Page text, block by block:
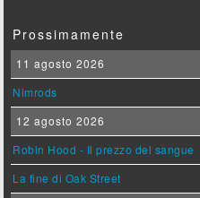
Prossimamente
11 agosto 2026
Nimrods
12 agosto 2026
Robin Hood - Il prezzo del sangue
La fine di Oak Street